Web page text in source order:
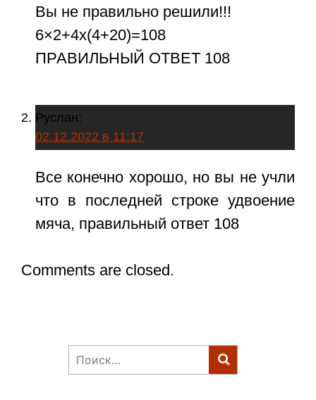
Вы не правильно решили!!!
6×2+4x(4+20)=108
ПРАВИЛЬНЫЙ ОТВЕТ 108
Руслан:
02.12.2022 в 11:17
Все конечно хорошо, но вы не учли
что в последней строке удвоение
мяча, правильный ответ 108
Comments are closed.
Найти: